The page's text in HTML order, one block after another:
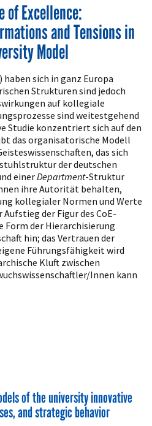
of Excellence:
and Tensions in
Model
sich in ganz Europa
Strukturen sind jedoch
auf kollegiale
sind weitestgehend
Studie konzentriert sich auf den
das organisatorische Modell
das sich
der deutschen
einerDepartment-Struktur
ihre Autorität behalten,
kollegialer Normen und Werte
der Figur des CoE-
Form der Hierarchisierung
hin; das Vertrauen der
Führungsfähigkeit wird
Kluft zwischen
Innen kann
of the university innovative
and strategic behavior